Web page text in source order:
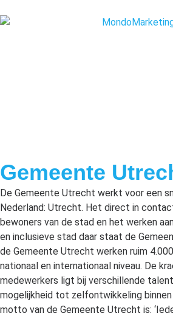
Gemeente
De Gemeente Utrecht werkt voor een
Nederland: Utrecht. Het direct in
bewoners van de stad en het werken
en inclusieve stad daar staat de
de Gemeente Utrecht werken ruim
nationaal en internationaal niveau. De
medewerkers ligt bij verschillende
mogelijkheid tot zelfontwikkeling
motto van de Gemeente Utrecht is: